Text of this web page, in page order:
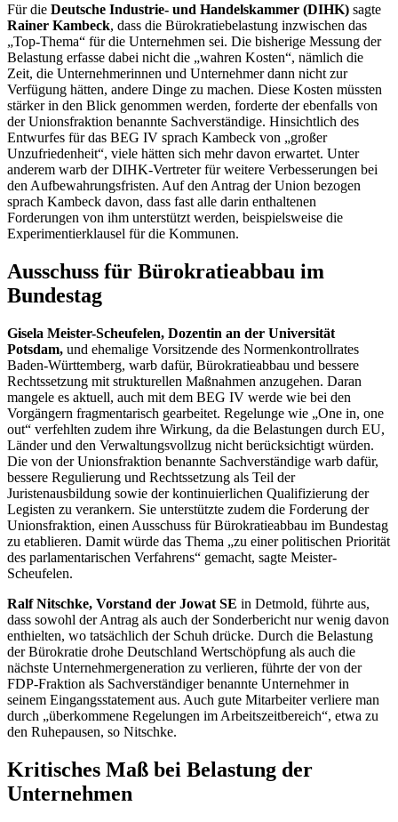
Für die Deutsche Industrie- und Handelskammer (DIHK) sagte
Rainer Kambeck, dass die Bürokratiebelastung inzwischen das
„Top-Thema“ für die Unternehmen sei. Die bisherige Messung der
Belastung erfasse dabei nicht die „wahren Kosten“, nämlich die
Zeit, die Unternehmerinnen und Unternehmer dann nicht zur
Verfügung hätten, andere Dinge zu machen. Diese Kosten müssten
stärker in den Blick genommen werden, forderte der ebenfalls von
der Unionsfraktion benannte Sachverständige. Hinsichtlich des
Entwurfes für das BEG IV sprach Kambeck von „großer
Unzufriedenheit“, viele hätten sich mehr davon erwartet. Unter
anderem warb der DIHK-Vertreter für weitere Verbesserungen bei
den Aufbewahrungsfristen. Auf den Antrag der Union bezogen
sprach Kambeck davon, dass fast alle darin enthaltenen
Forderungen von ihm unterstützt werden, beispielsweise die
Experimentierklausel für die Kommunen.
Ausschuss für Bürokratieabbau im
Bundestag
Gisela Meister-Scheufelen, Dozentin an der Universität
Potsdam, und ehemalige Vorsitzende des Normenkontrollrates
Baden-Württemberg, warb dafür, Bürokratieabbau und bessere
Rechtssetzung mit strukturellen Maßnahmen anzugehen. Daran
mangele es aktuell, auch mit dem BEG IV werde wie bei den
Vorgängern fragmentarisch gearbeitet. Regelunge wie „One in, one
out“ verfehlten zudem ihre Wirkung, da die Belastungen durch EU,
Länder und den Verwaltungsvollzug nicht berücksichtigt würden.
Die von der Unionsfraktion benannte Sachverständige warb dafür,
bessere Regulierung und Rechtssetzung als Teil der
Juristenausbildung sowie der kontinuierlichen Qualifizierung der
Legisten zu verankern. Sie unterstützte zudem die Forderung der
Unionsfraktion, einen Ausschuss für Bürokratieabbau im Bundestag
zu etablieren. Damit würde das Thema „zu einer politischen Priorität
des parlamentarischen Verfahrens“ gemacht, sagte Meister-
Scheufelen.
Ralf Nitschke, Vorstand der Jowat SE in Detmold, führte aus,
dass sowohl der Antrag als auch der Sonderbericht nur wenig davon
enthielten, wo tatsächlich der Schuh drücke. Durch die Belastung
der Bürokratie drohe Deutschland Wertschöpfung als auch die
nächste Unternehmergeneration zu verlieren, führte der von der
FDP-Fraktion als Sachverständiger benannte Unternehmer in
seinem Eingangsstatement aus. Auch gute Mitarbeiter verliere man
durch „überkommene Regelungen im Arbeitszeitbereich“, etwa zu
den Ruhepausen, so Nitschke.
Kritisches Maß bei Belastung der
Unternehmen